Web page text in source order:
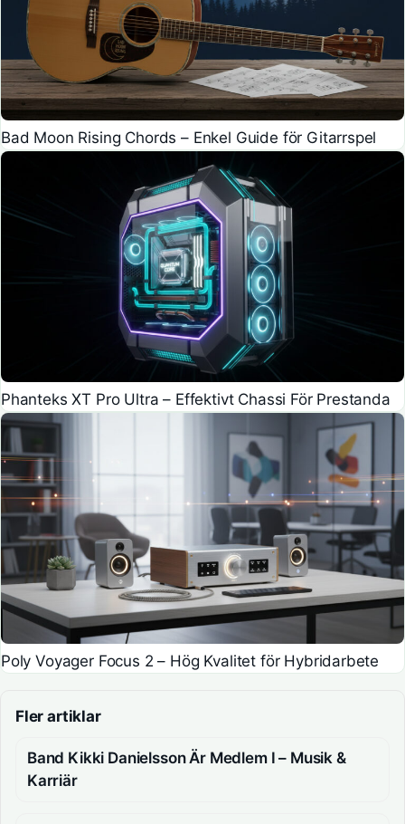
Bad Moon Rising Chords – Enkel Guide för Gitarrspel
Phanteks XT Pro Ultra – Effektivt Chassi För Prestanda
Poly Voyager Focus 2 – Hög Kvalitet för Hybridarbete
Fler artiklar
Band Kikki Danielsson Är Medlem I – Musik &
Karriär